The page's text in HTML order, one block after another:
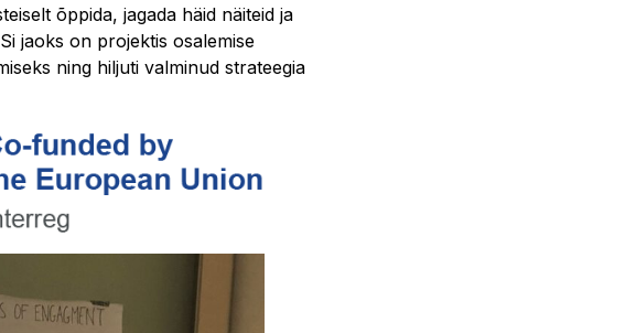
õppida, jagada häid näiteid ja
jaoks on projektis osalemise
ning hiljuti valminud strateegia